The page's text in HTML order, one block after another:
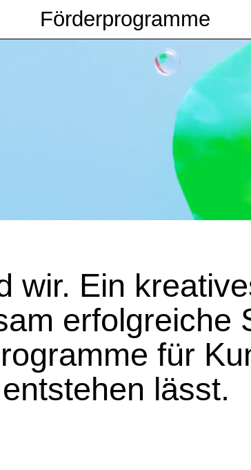
Förderprogramme
wir. Ein
erfolgreiche
für
lässt.